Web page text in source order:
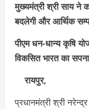
मुख्यमंत्री श्री साय ने
बदलेगी और आर्थिक
पीएम धन-धान्य कृषि
विकसित भारत का सपना
रायपुर,
प्रधानमंत्री श्री